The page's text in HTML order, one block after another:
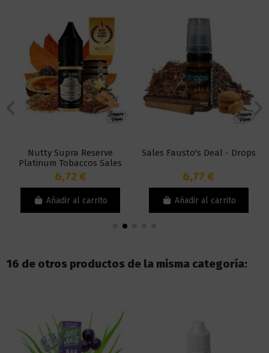
Nutty Supra Reserve
Platinum Tobaccos Sales
10ml - Bombo
6,72 €
Añadir al carrito
Sales Fausto's Deal - Drops
6,77 €
Añadir al carrito
16 de otros productos de la misma categoría: